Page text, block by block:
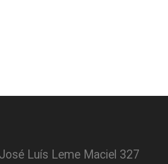
Luís Leme Maciel 327